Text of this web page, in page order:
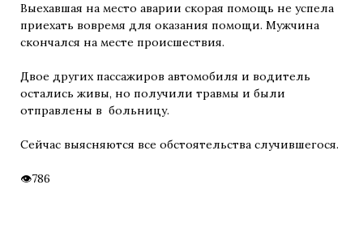
Выехавшая на место аварии скорая помощь не успела
приехать вовремя для оказания помощи. Мужчина
скончался на месте происшествия.
Двое других пассажиров автомобиля и водитель
остались живы, но получили травмы и были
отправлены в больницу.
Сейчас выясняются все обстоятельства случившегося.
786